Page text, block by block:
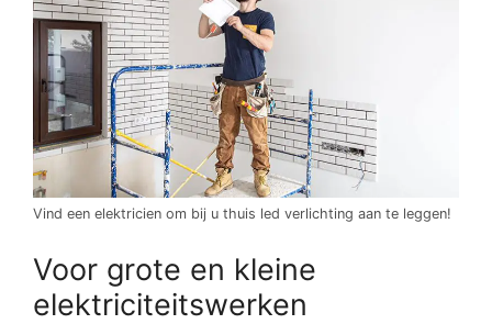
Vind een elektricien om bij u thuis led verlichting aan te leggen!
Voor grote en kleine
elektriciteitswerken